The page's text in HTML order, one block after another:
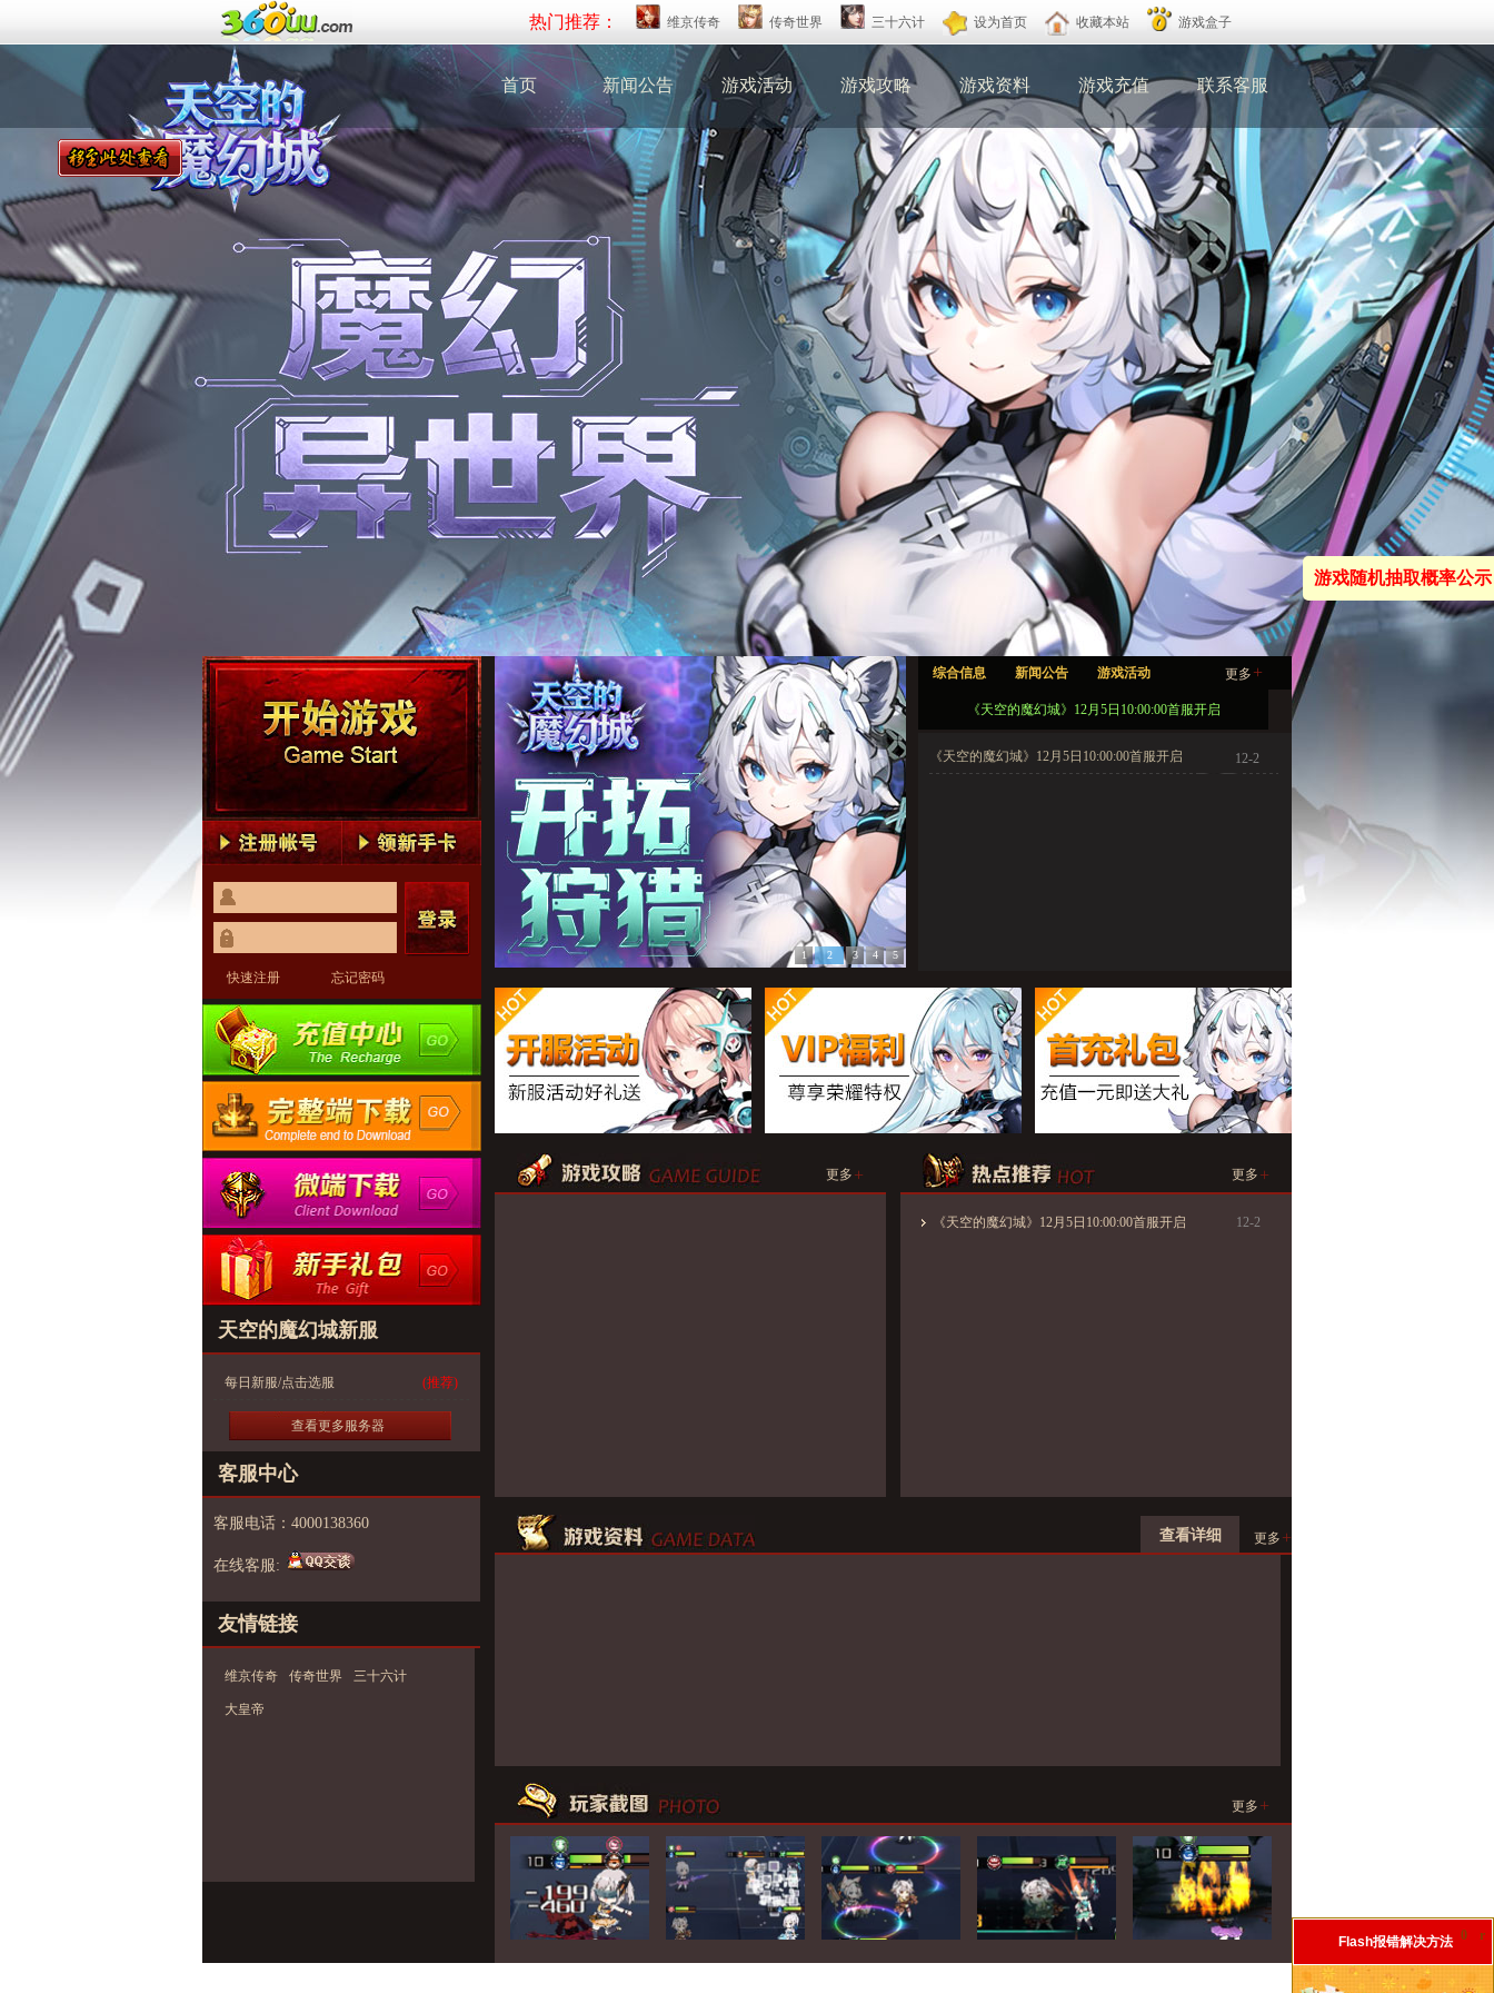
热门推荐： 维京传奇 传奇世界 三十六计 设为首页 收藏本站 游戏盒子
首页 新闻公告 游戏活动 游戏攻略 游戏资料 游戏充值 联系客服
快速注册 忘记密码
天空的魔幻城新服
每日新服/点击选服 (推荐)
查看更多服务器
客服中心
客服电话：4000138360
在线客服:
友情链接
维京传奇 传奇世界 三十六计
大皇帝
天空的魔幻城1
天空的魔幻城1
天空的魔幻城2
天空的魔幻城2
天空的魔幻城3
天空的魔幻城3
天空的魔幻城4
天空的魔幻城4
天空的魔幻城5
天空的魔幻城5
1 2 3 4 5
综合信息 新闻公告 游戏活动 更多 +
《天空的魔幻城》12月5日10:00:00首服开启
《天空的魔幻城》12月5日10:00:00首服开启 12-2
更多 + 更多 +
《天空的魔幻城》12月5日10:00:00首服开启 12-2
查看详细 更多 +
更多 +
0 r
Flash报错解决方法
游戏随机抽取概率公示